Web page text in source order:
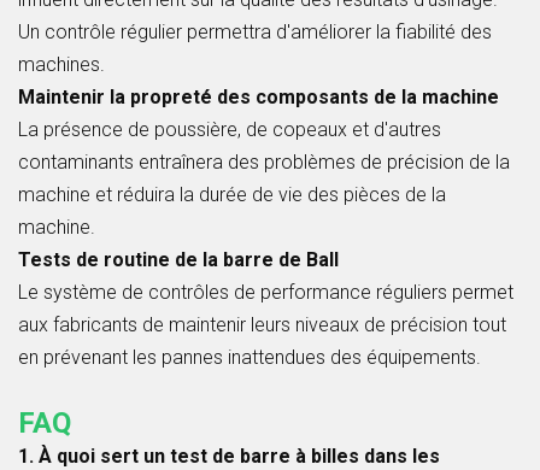
Un contrôle régulier permettra d'améliorer la fiabilité des
machines.
Maintenir la propreté des composants de la machine
La présence de poussière, de copeaux et d'autres
contaminants entraînera des problèmes de précision de la
machine et réduira la durée de vie des pièces de la
machine.
Tests de routine de la barre de Ball
Le système de contrôles de performance réguliers permet
aux fabricants de maintenir leurs niveaux de précision tout
en prévenant les pannes inattendues des équipements.
FAQ
1. À quoi sert un test de barre à billes dans les